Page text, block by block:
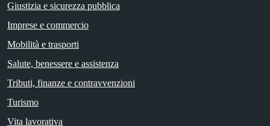
Giustizia e sicurezza pubblica
Imprese e commercio
Mobilità e trasporti
Salute, benessere e assistenza
Tributi, finanze e contravvenzioni
Turismo
Vita lavorativa